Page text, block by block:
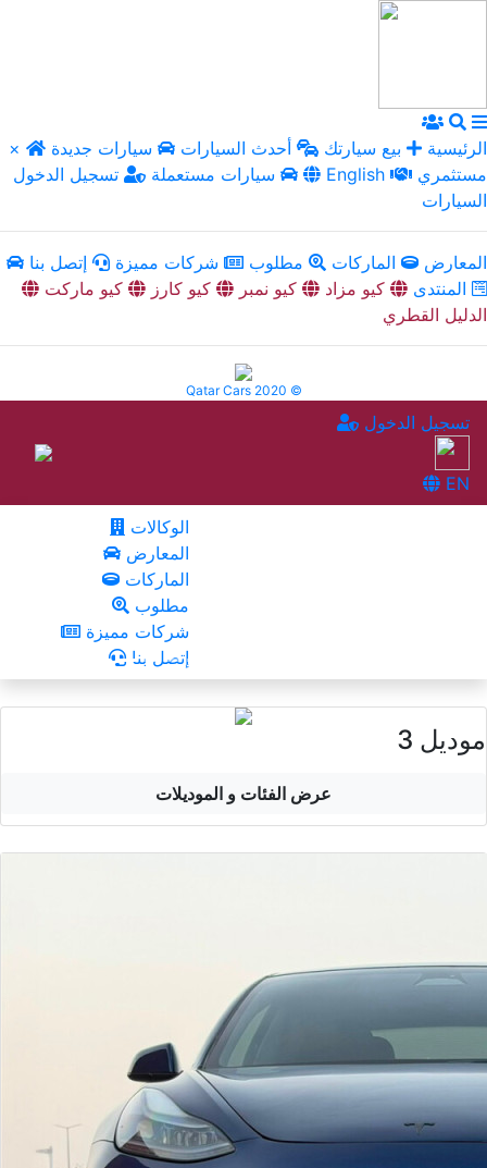
× الرئيسية بيع سيارتك أحدث السيارات
سيارات جديدة
سيارات مستعملة
تسجيل الدخول English
السيارات
المعارض الماركات مطلوب شركات مميزة
إتصل بنا
المنتدى
كيو مزاد كيو نمبر كيو كارز
كيو ماركت
الدليل القطري
Qatar Cars 2020 ©
تسجيل الدخول
EN
الوكالات
المعارض
الماركات
مطلوب
شركات مميزة
إتصل بنا
موديل 3
عرض الفئات و الموديلات